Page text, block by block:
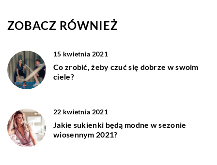
ZOBACZ RÓWNIEŻ
15 kwietnia 2021
Co zrobić, żeby czuć się dobrze w swoim
ciele?
22 kwietnia 2021
Jakie sukienki będą modne w sezonie
wiosennym 2021?